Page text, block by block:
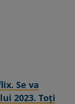
Se va
2023. Toţi